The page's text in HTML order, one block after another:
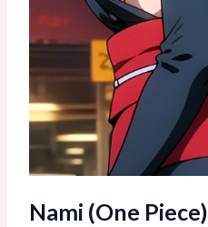
Nami (One Piece)